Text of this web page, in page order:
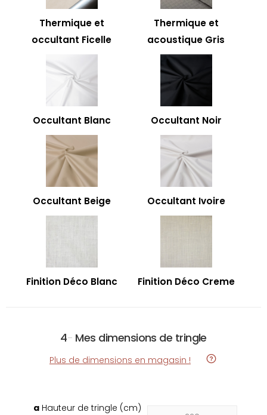
Thermique et
occultant Ficelle
Thermique et
acoustique Gris
Occultant Blanc Occultant Noir
Occultant Beige Occultant Ivoire
Finition Déco Blanc Finition Déco Creme
4- Mes dimensions de tringle
Plus de dimensions en magasin !
a Hauteur de tringle (cm)